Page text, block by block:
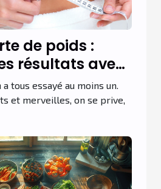
de poids :
résultats avec
sportif et
!
tous essayé au moins un.
et merveilles, on se prive,